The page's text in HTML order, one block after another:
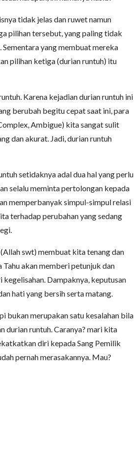
tidak jelas dan ruwet namun
pilihan tersebut, yang paling tidak
yang membuat mereka
pilihan ketiga (durian runtuh) itu
Karena kejadian durian runtuh ini
berubah begitu cepat saat ini, para
Ambigue) kita sangat sulit
dan akurat. Jadi, durian runtuh
setidaknya adal dua hal yang perlu
selalu meminta pertolongan kepada
memperbanyak simpul-simpul relasi
terhadap perubahan yang sedang
swt) membuat kita tenang dan
akan memberi petunjuk dan
Dampaknya, keputusan
hati yang bersih serta matang.
bukan merupakan satu kesalahan bila
durian runtuh. Caranya? mari kita
diri kepada Sang Pemilik
pernah merasakannya. Mau?